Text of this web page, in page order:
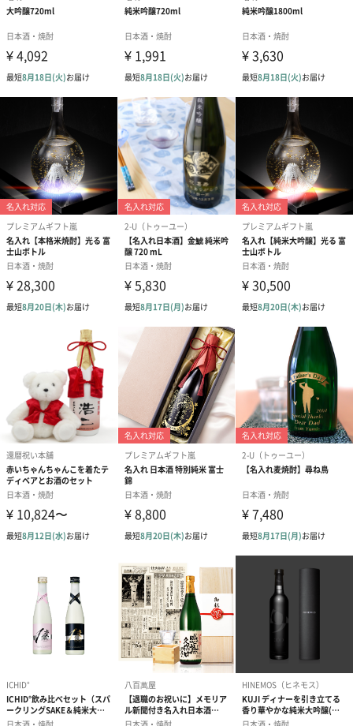
お酒に興味のある方に
お酒に興味のある方へのプレゼントや、入門編として購入される
方も多く、プレゼントやお土産などに使いやすい商品です。
商品詳細情報
原材料
米（国産）米麹(国産米）
アレルゲン
原産国
日本、茨城県
賞味期限
直射日光を避け、冷暗所で保存。開封後はお早めにお
召し上がりください。
サイズ
本体：長さ80mm×幅80mm×高さ300mm
外箱(長方形紙箱)：長さ125mm×幅120mm×高さ
330mm
重さ
本体：1000g
パッケージ込：1120g
パッケージ内
同梱物
パンフレット
注意事項
20歳未満の方への酒類の販売は法律で禁止されていま
商品オプション情報
包装紙